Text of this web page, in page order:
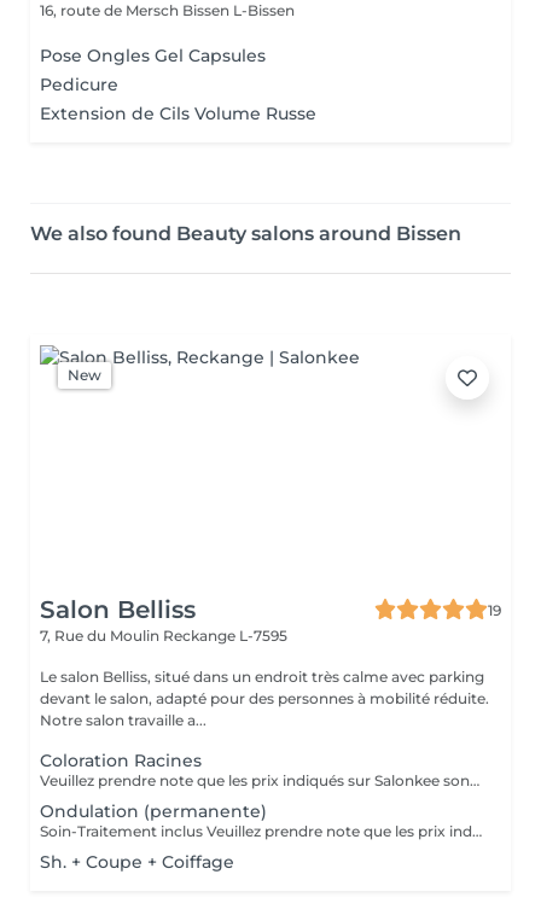
16, route de Mersch Bissen L-Bissen
Pose Ongles Gel Capsules
Pedicure
Extension de Cils Volume Russe
We also found Beauty salons around Bissen
New
Salon Belliss
19
7, Rue du Moulin Reckange L-7595
Le salon Belliss, situé dans un endroit très calme avec parking
devant le salon, adapté pour des personnes à mobilité réduite.
Notre salon travaille a...
Coloration Racines
Veuillez prendre note que les prix indiqués sur Salonkee sont communiqués à titre informatif et s'entendent de base. Ces derniers sont susceptibles de varier selon le diagnostic réalisé à votre arrivée au salon et l'expertise du professionnel à qui vous confiez votre beauté. Dans tous les cas, un devis précis vous sera proposé et toutes réalisations de prestations seront effectuées avec votre accord. Un grand merci d'avance pour votre compréhension. Au plaisir de vous recevoir très vite.
Ondulation (permanente)
Soin-Traitement inclus Veuillez prendre note que les prix indiqués sur Salonkee sont communiqués à titre informatif et s'entendent de base. Ces derniers sont susceptibles de varier selon le diagnostic réalisé à votre arrivée au salon et l'expertise du professionnel à qui vous confiez votre beauté. Dans tous les cas, un devis précis vous sera proposé et toutes réalisations de prestations seront effectuées avec votre accord. Un grand merci d'avance pour votre compréhension. Au plaisir de vous recevoir très vite.
Sh. + Coupe + Coiffage